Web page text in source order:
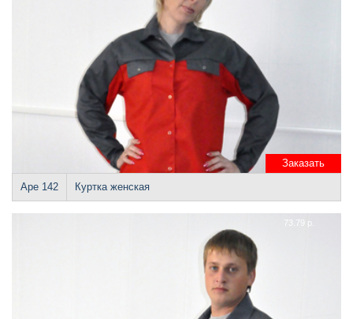
Заказать
Аре 142 Куртка женская
73.79 р.